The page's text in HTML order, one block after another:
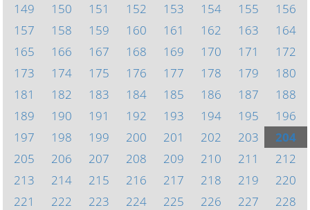
149
150 151 152 153 154 155
156
157
158 159 160 161 162 163
164
165
166 167 168 169 170 171
172
173
174 175 176 177 178 179
180
181
182 183 184 185 186 187
188
189
190 191 192 193 194 195
196
197
198 199 200 201 202 203
204
205
206 207 208 209 210 211
212
213
214 215 216 217 218 219
220
221
222 223 224 225 226 227
228